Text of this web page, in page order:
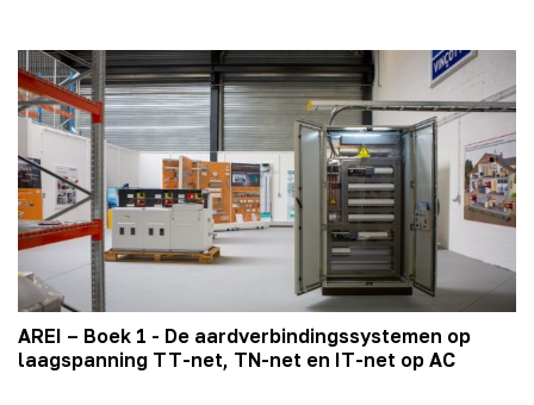
AREI – Boek 1 - De aardverbindingssystemen op
laagspanning TT-net, TN-net en IT-net op AC